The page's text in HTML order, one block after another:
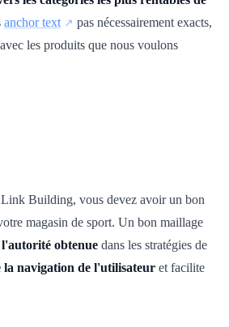
anchor text
pas nécessairement exacts,
les produits que nous voulons
Building, vous devez avoir un bon
magasin de sport. Un bon maillage
obtenue dans les stratégies de
la navigation de l'utilisateur et facilite